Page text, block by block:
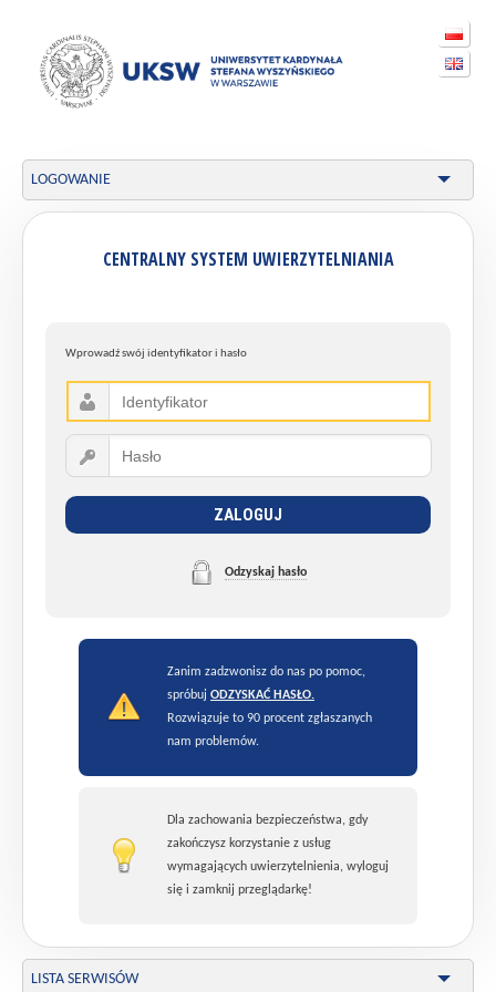
LOGOWANIE
CENTRALNY SYSTEM UWIERZYTELNIANIA
Wprowadź swój identyfikator i hasło
ZALOGUJ
Odzyskaj hasło
Zanim zadzwonisz do nas po pomoc,
spróbuj ODZYSKAĆ HASŁO.
Rozwiązuje to 90 procent zgłaszanych
nam problemów.
Dla zachowania bezpieczeństwa, gdy
zakończysz korzystanie z usług
wymagających uwierzytelnienia, wyloguj
się i zamknij przeglądarkę!
LISTA SERWISÓW